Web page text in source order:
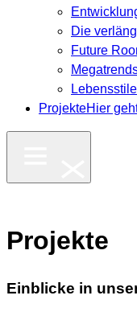
Die
Future
Lebensstile
ProjekteHier
Projekte
Einblicke in